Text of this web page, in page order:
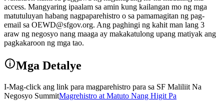
access. Mangyaring ipaalam sa amin kung kailangan mo ng mga
matutuluyan habang nagpaparehistro o sa pamamagitan ng pag-
email sa OEWD@sfgov.org. Ang paghingi ng kahit man lang 3
araw ng negosyo nang maaga ay makakatulong upang matiyak ang
pagkakaroon ng mga tao.
Mga Detalye
I-Mag-click ang link para magparehistro para sa SF Maliliit Na
Negosyo SummitMagrehistro at Matuto Nang Higit Pa